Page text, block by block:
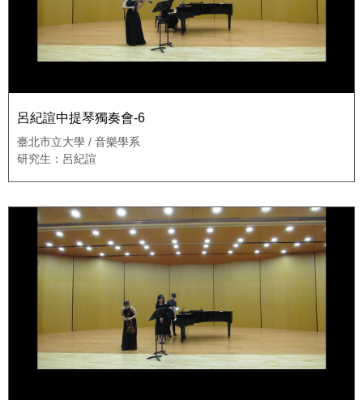
呂紀諠中提琴獨奏會-6
臺北市立大學 / 音樂學系
研究生：呂紀諠